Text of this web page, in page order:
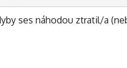
ses náhodou ztratil/a